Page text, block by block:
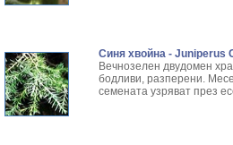
Синя хвойна - Juniperus
Вечнозелен двудомен
бодливи, разперени.
семената узряват през